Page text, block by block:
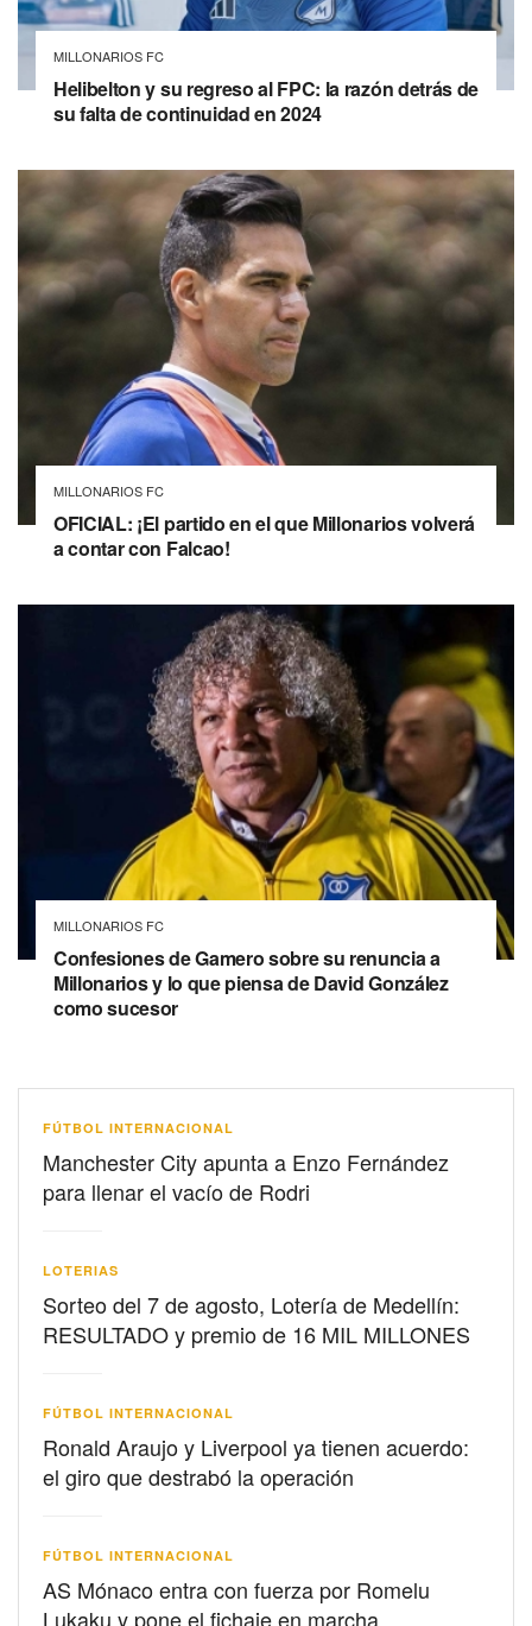
MILLONARIOS FC
Helibelton y su regreso al FPC: la razón detrás de
su falta de continuidad en 2024
MILLONARIOS FC
OFICIAL: ¡El partido en el que Millonarios volverá
a contar con Falcao!
MILLONARIOS FC
Confesiones de Gamero sobre su renuncia a
Millonarios y lo que piensa de David González
como sucesor
FÚTBOL INTERNACIONAL
Manchester City apunta a Enzo Fernández
para llenar el vacío de Rodri
LOTERIAS
Sorteo del 7 de agosto, Lotería de Medellín:
RESULTADO y premio de 16 MIL MILLONES
FÚTBOL INTERNACIONAL
Ronald Araujo y Liverpool ya tienen acuerdo:
el giro que destrabó la operación
FÚTBOL INTERNACIONAL
AS Mónaco entra con fuerza por Romelu
Lukaku y pone el fichaje en marcha